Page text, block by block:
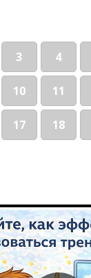
3 4
10 11
17 18